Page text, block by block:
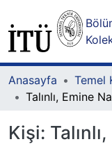
Anasayfa Temel
Talınlı, Emine
Kişi: